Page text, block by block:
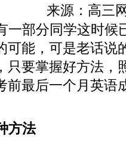
来源：高三
一部分同学这时候
可能，可是老话说
只要掌握好方法，
前最后一个月英语
方法